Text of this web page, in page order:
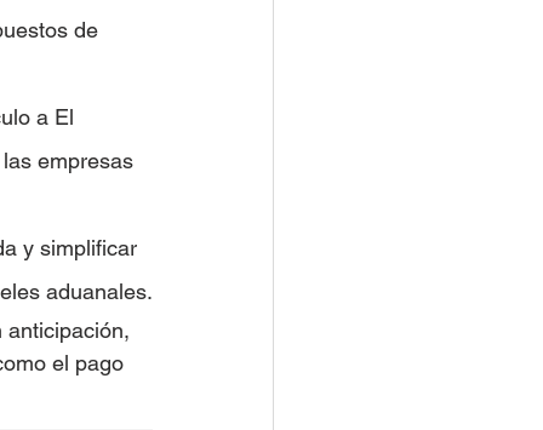
de
a El
empresas
y simplificar
aduanales.
anticipación,
el pago